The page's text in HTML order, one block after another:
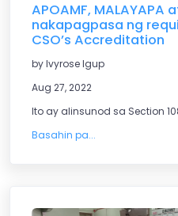
APOAMF, MALAYAPA
nakapagpasa ng
CSO’s Accreditation
by Ivyrose Igup
Aug 27, 2022
Ito ay alinsunod sa Section
Basahin pa...